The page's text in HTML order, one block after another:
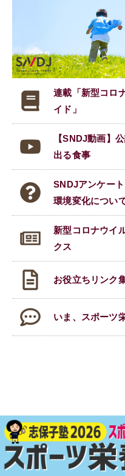
連載「新型コロ
イド」
【SNDJ動画】
出る食事
SNDJアンケー
環境変化について
新型コロナウイ
クス
お役立ちリンク
いま、スポーツ